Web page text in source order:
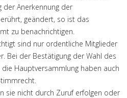
der Anerkennung der
geändert, so ist das
zu benachrichtigen.
sind nur ordentliche Mitglieder
Bei der Bestätigung der Wahl des
die Hauptversammlung haben auch
sie nicht durch Zuruf erfolgen oder